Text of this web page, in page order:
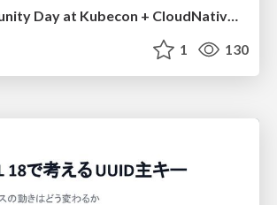
1 130